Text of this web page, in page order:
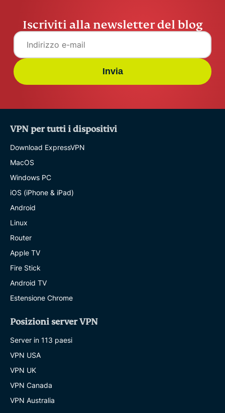
Iscriviti alla newsletter del blog
Invia
VPN per tutti i dispositivi
Download ExpressVPN
MacOS
Windows PC
iOS (iPhone & iPad)
Android
Linux
Router
Apple TV
Fire Stick
Android TV
Estensione Chrome
Posizioni server VPN
Server in 113 paesi
VPN USA
VPN UK
VPN Canada
VPN Australia